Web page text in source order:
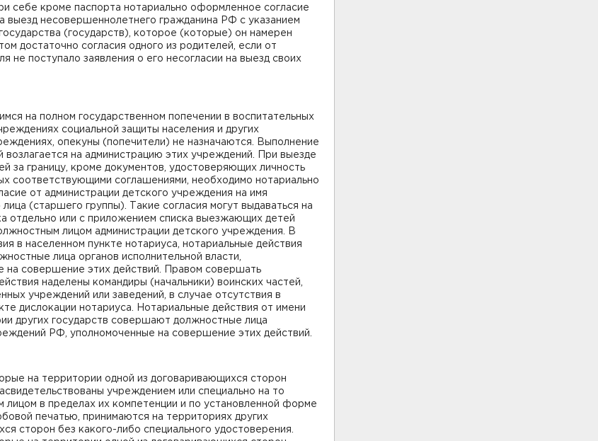
себе кроме паспорта нотариально оформленное согласие
выезд несовершеннолетнего гражданина РФ с указанием
(государств), которое (которые) он намерен
достаточно согласия одного из родителей, если от
не поступало заявления о его несогласии на выезд своих
на полном государственном попечении в воспитательных
социальной защиты населения и других
опекуны (попечители) не назначаются. Выполнение
возлагается на администрацию этих учреждений. При выезде
за границу, кроме документов, удостоверяющих личность
соответствующими соглашениями, необходимо нотариально
от администрации детского учреждения на имя
лица (старшего группы). Такие согласия могут выдаваться на
отдельно или с приложением списка выезжающих детей
лицом администрации детского учреждения. В
в населенном пункте нотариуса, нотариальные действия
лица органов исполнительной власти,
на совершение этих действий. Правом совершать
наделены командиры (начальники) воинских частей,
учреждений или заведений, в случае отсутствия в
дислокации нотариуса. Нотариальные действия от имени
других государств совершают должностные лица
РФ, уполномоченные на совершение этих действий.
на территории одной из договаривающихся сторон
учреждением или специально на то
лицом в пределах их компетенции и по установленной форме
печатью, принимаются на территориях других
сторон без какого-либо специального удостоверения.